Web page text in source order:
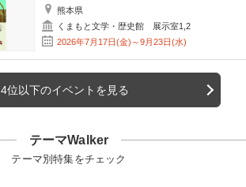
熊本県
くまもと文学・歴史館 展示室1,2
2026年7月17日(金)～9月23日(水)
4位以下のイベントを見る
テーマWalker
テーマ別特集をチェック